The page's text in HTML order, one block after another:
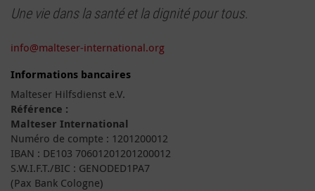
Une vie dans la santé et la dignité pour tous.
info@malteser-international.org
Informations bancaires
Malteser Hilfsdienst e.V.
Référence :
Malteser International
Numéro de compte : 1201200012
IBAN : DE103 70601201201200012
S.W.I.F.T./BIC : GENODED1PA7
(Pax Bank Cologne)